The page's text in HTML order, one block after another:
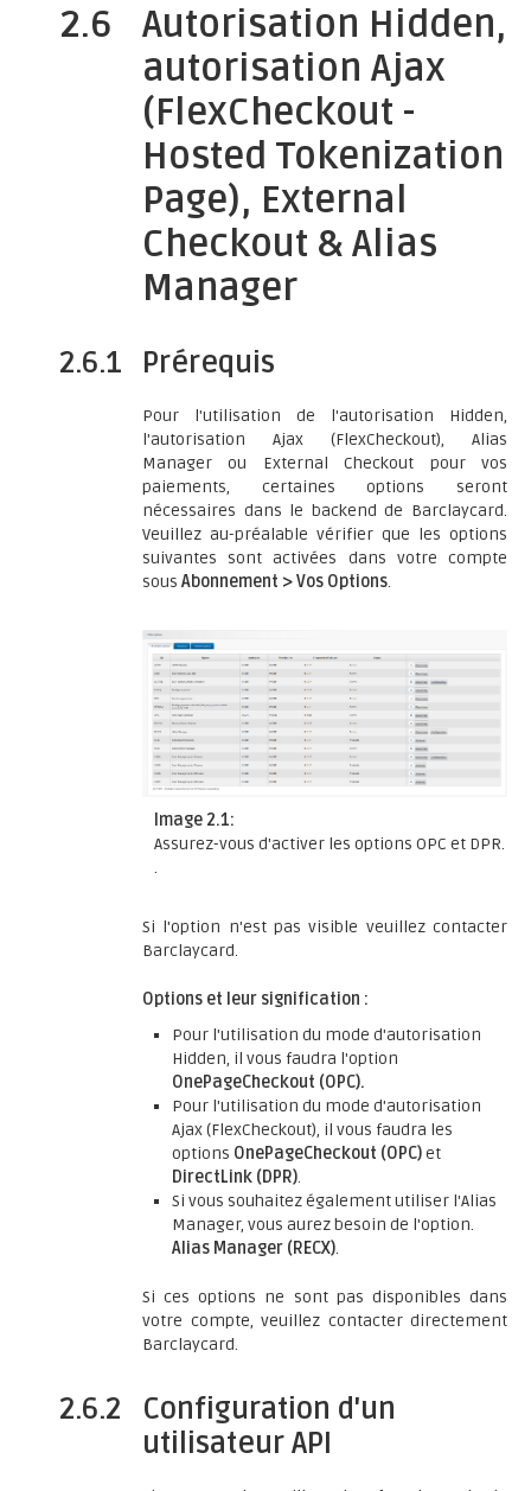
2.6
Autorisation Hidden,
autorisation Ajax
(FlexCheckout -
Hosted Tokenization
Page), External
Checkout & Alias
Manager
2.6.1 Prérequis
Pour l'utilisation de l'autorisation Hidden,
l'autorisation Ajax (FlexCheckout), Alias
Manager ou External Checkout pour vos
paiements, certaines options seront
nécessaires dans le backend de Barclaycard.
Veuillez au-préalable vérifier que les options
suivantes sont activées dans votre compte
sous Abonnement > Vos Options.
Image 2.1:
Assurez-vous d'activer les options OPC et DPR.
.
Si l'option n'est pas visible veuillez contacter
Barclaycard.
Options et leur signification :
Pour l'utilisation du mode d'autorisation
Hidden, il vous faudra l'option
OnePageCheckout (OPC).
Pour l'utilisation du mode d'autorisation
Ajax (FlexCheckout), il vous faudra les
options OnePageCheckout (OPC)et
DirectLink (DPR).
Si vous souhaitez également utiliser l'Alias
Manager, vous aurez besoin de l'option.
Alias Manager (RECX).
Si ces options ne sont pas disponibles dans
votre compte, veuillez contacter directement
Barclaycard.
2.6.2
Configuration d'un
utilisateur API